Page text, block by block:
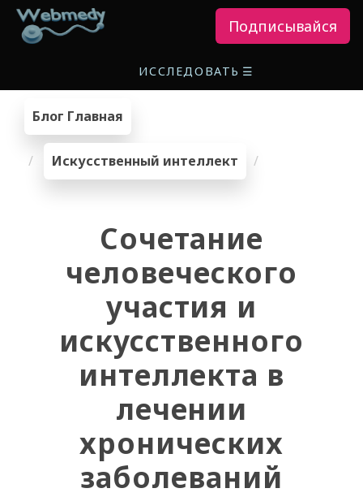
Подписывайся
ИССЛЕДОВАТЬ ☰
Блог Главная
Искусственный интеллект
Сочетание
человеческого
участия и
искусственного
интеллекта в
лечении
хронических
заболеваний